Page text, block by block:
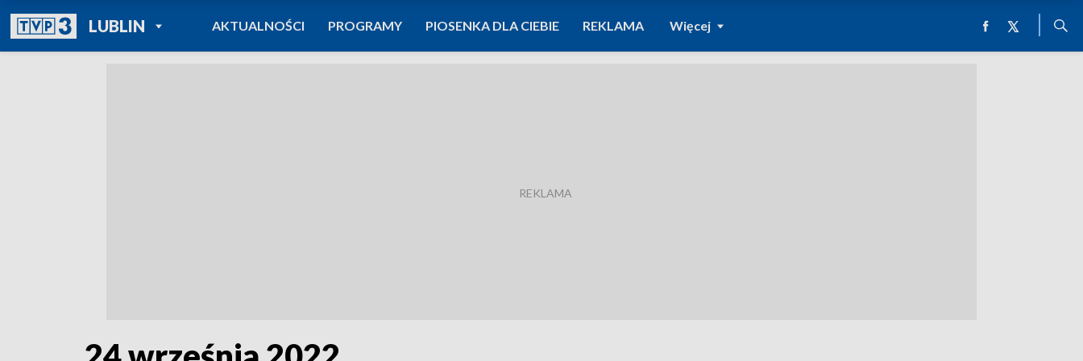
LUBLINPOWRÓT DO
TVP REGIONY
AKTUALNOŚCI PROGRAMY PIOSENKA DLA CIEBIE REKLAMA Więcej